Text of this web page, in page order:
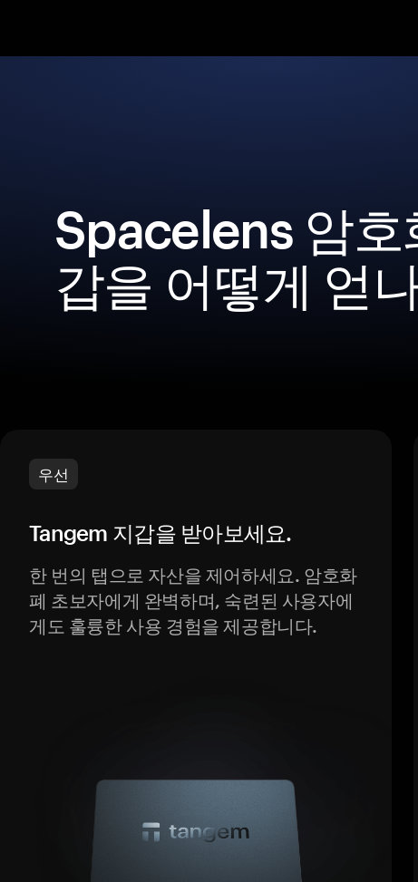
Spacelens 암호
갑을 어떻게 얻
우선
Tangem 지갑을 받아보세요.
한 번의 탭으로 자산을 제어하세요. 암호화
폐 초보자에게 완벽하며, 숙련된 사용자에
게도 훌륭한 사용 경험을 제공합니다.